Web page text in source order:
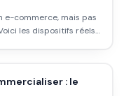
e-commerce, mais pas
les dispositifs réels
: le